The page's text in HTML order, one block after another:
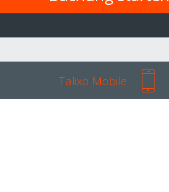
Talixo Mobile